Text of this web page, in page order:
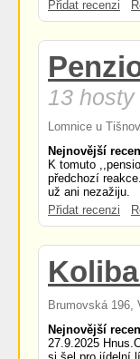
Přidat recenzi
13 hosty
Lomnice u
Nejnovější
K tomuto
předchozí
už ani nezažiju.
Přidat recenzi
Brumovská 196,
Nejnovější
27.9.2025